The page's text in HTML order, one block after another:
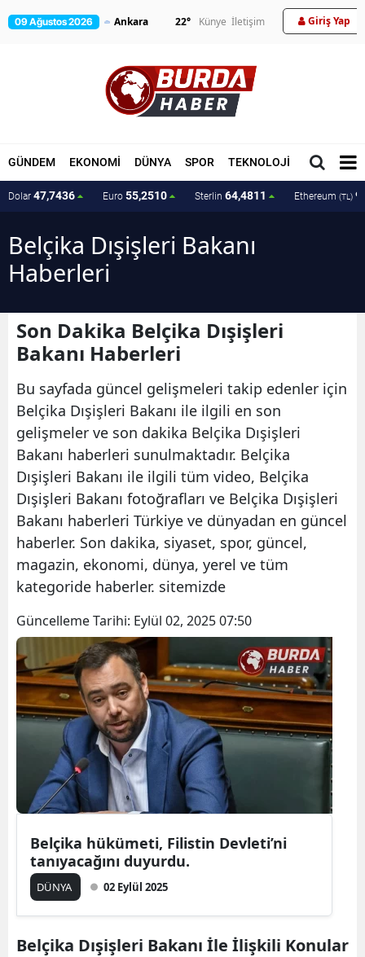
09 Ağustos 2026 22° Künye İletişim Giriş Yap
GÜNDEM EKONOMİ DÜNYA SPOR TEKNOLOJİ MAGAZİN
Dolar 47,7436 Euro 55,2510 Sterlin 64,4811 Ethereum (TL)
Belçika Dışişleri Bakanı
Haberleri
Son Dakika Belçika Dışişleri
Bakanı Haberleri
Bu sayfada güncel gelişmeleri takip edenler için
Belçika Dışişleri Bakanı ile ilgili en son
gelişmeler ve son dakika Belçika Dışişleri
Bakanı haberleri sunulmaktadır. Belçika
Dışişleri Bakanı ile ilgili tüm video, Belçika
Dışişleri Bakanı fotoğrafları ve Belçika Dışişleri
Bakanı haberleri Türkiye ve dünyadan en güncel
haberler. Son dakika, siyaset, spor, güncel,
magazin, ekonomi, dünya, yerel ve tüm
kategoride haberler. sitemizde
Güncelleme Tarihi: Eylül 02, 2025 07:50
Belçika hükümeti, Filistin Devleti’ni
tanıyacağını duyurdu.
DÜNYA 02 Eylül 2025
Belçika Dışişleri Bakanı İle İlişkili Konular